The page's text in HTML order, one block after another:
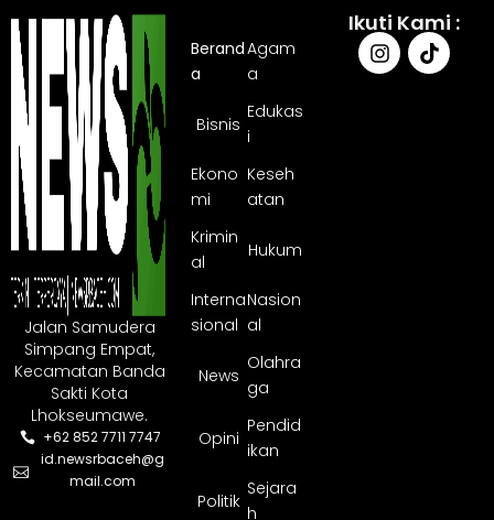
Jalan Samudera
Simpang Empat,
Kecamatan Banda
Sakti Kota
Lhokseumawe.
+62 852 7711 7747
id.newsrbaceh@g
mail.com
Berand
a
Agam
a
Bisnis
Edukas
i
Ekono
mi
Keseh
atan
Krimin
al
Hukum
Interna
sional
Nasion
al
News
Olahra
ga
Opini
Pendid
ikan
Politik
Sejara
h
Ikuti Kami :